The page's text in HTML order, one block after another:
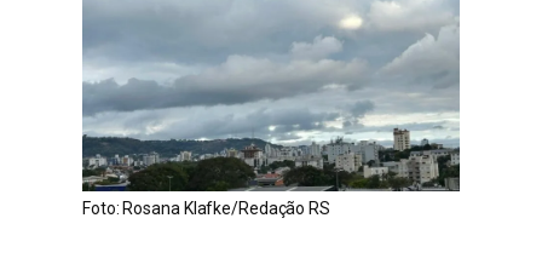
Foto: Rosana Klafke/Redação RS